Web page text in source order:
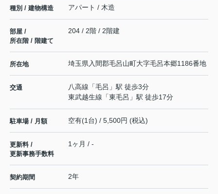
種別 / 建物構造 アパート / 木造
部屋 /
所在階 / 階建て
204 / 2階 / 2階建
所在地 埼玉県 入間郡毛呂山町大字毛呂本郷1186番地
交通 八高線 「毛呂 」駅 徒歩3分
東武越生線 「東毛呂 」駅 徒歩17分
駐車場 / 月額 空有(1台) / 5,500円 (税込)
更新料 /
更新事務手数料
1ヶ月 / -
契約期間 2年